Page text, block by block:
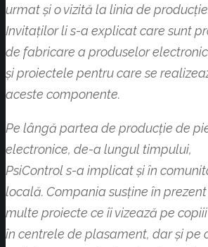
urmat și o vizită la linia de
Invitaților li s-a explicat care sunt
de fabricare a produselor
și proiectele pentru care se
aceste componente.
Pe lângă partea de producție de
electronice, de-a lungul timpului,
PsiControl s-a implicat și în
locală. Compania susține în
multe proiecte ce îi vizează pe
în centrele de plasament, dar și pe